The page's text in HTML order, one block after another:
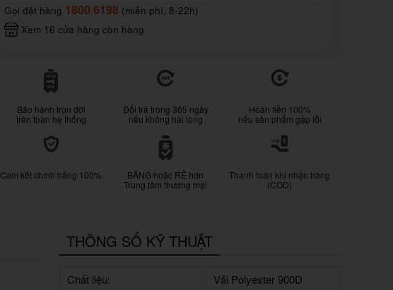
Gọi đặt hàng 1800 6198 (miễn phí, 8-22h)
Xem 16 cửa hàng còn hàng
Bảo hành trọn đời
trên toàn hệ thống
Đổi trả trong 365 ngày
nếu không hài lòng
Hoàn tiền 100%
nếu sản phẩm gặp lỗi
Cam kết chính hãng 100%
BẰNG hoặc RẺ hơn
Trung tâm thương mại
Thanh toán khi nhận hàng
(COD)
THÔNG SỐ KỸ THUẬT
Chất liệu:
Vải Polyester 900D